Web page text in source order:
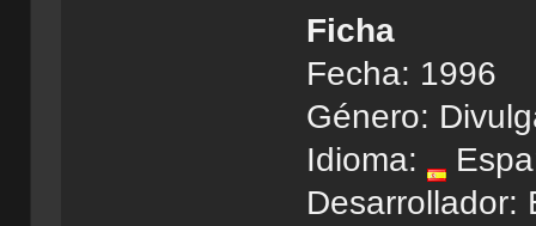
Ficha
Fecha: 1996
Género:
Idioma:
Desarrollador: